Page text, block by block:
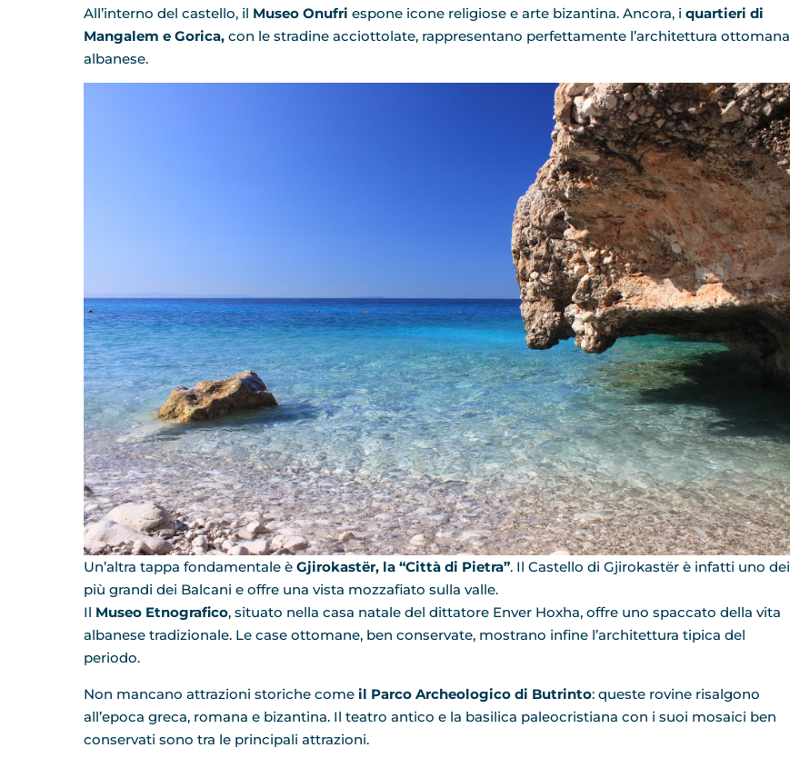
All’interno del castello, il Museo Onufri espone icone religiose e arte bizantina. Ancora, i quartieri di
Mangalem e Gorica, con le stradine acciottolate, rappresentano perfettamente l’architettura ottomana
albanese.
Un’altra tappa fondamentale è Gjirokastër, la “Città di Pietra”. Il Castello di Gjirokastër è infatti uno dei
più grandi dei Balcani e offre una vista mozzafiato sulla valle.
Il Museo Etnografico, situato nella casa natale del dittatore Enver Hoxha, offre uno spaccato della vita
albanese tradizionale. Le case ottomane, ben conservate, mostrano infine l’architettura tipica del
periodo.
Non mancano attrazioni storiche come il Parco Archeologico di Butrinto: queste rovine risalgono
all’epoca greca, romana e bizantina. Il teatro antico e la basilica paleocristiana con i suoi mosaici ben
conservati sono tra le principali attrazioni.